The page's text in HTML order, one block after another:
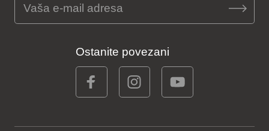
Ostanite povezani